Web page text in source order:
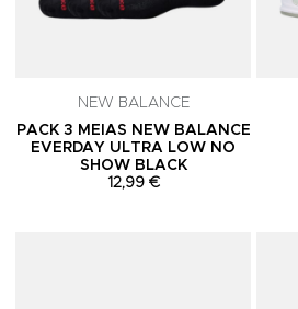
NEW BALANCE
PACK 3 MEIAS NEW BALANCE
EVERDAY ULTRA LOW NO
SHOW BLACK
12,99 €